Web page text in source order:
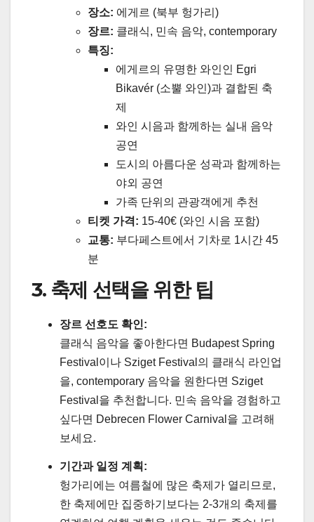
장소: 에게르 (북부 헝가리)
장르: 클래식, 민속 음악, contemporary
특징:
에게르의 유명한 와인인 Egri
Bikavér (소뿔 와인)과 결합된 축
제
와인 시음과 함께하는 실내 음악
공연
도시의 아름다운 성곽과 함께하는
야외 공연
가족 단위의 관광객에게 추천
티켓 가격: 15-40€ (와인 시음 포함)
교통: 부다페스트에서 기차로 1시간 45
분
3. 축제 선택을 위한 팁
장르 선호도 확인:
클래식 음악을 좋아한다면 Budapest Spring
Festival이나 Sziget Festival의 클래식 라인업
을, contemporary 음악을 원한다면 Sziget
Festival을 추천합니다. 민속 음악을 경험하고
싶다면 Debrecen Flower Carnival을 고려해
보세요.
기간과 일정 계획:
헝가리에는 여름철에 많은 축제가 열리므로,
한 축제에만 집중하기보다는 2-3개의 축제를